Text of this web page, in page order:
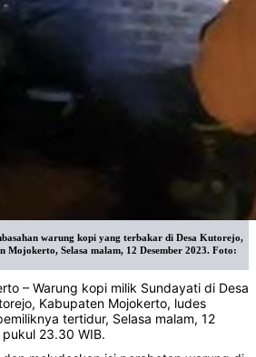
warung kopi yang terbakar di Desa Kutorejo,
Selasa malam, 12 Desember 2023. Foto:
– Warung kopi milik Sundayati di Desa
Kabupaten Mojokerto, ludes
tertidur, Selasa malam, 12
23.30 WIB.